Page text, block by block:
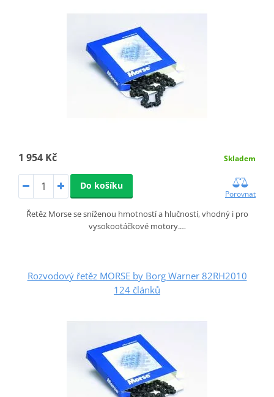
1 954 Kč Skladem
Do košíku
Porovnat
Řetěz Morse se sníženou hmotností a hlučností, vhodný i pro
vysokootáčkové motory.…
Rozvodový řetěz MORSE by Borg Warner 82RH2010
124 článků